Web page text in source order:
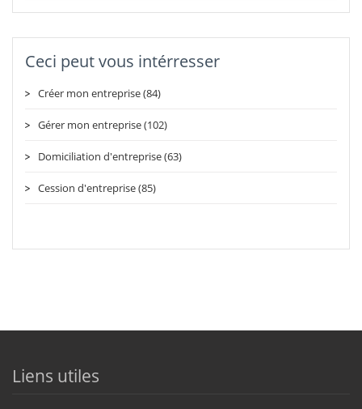
Ceci peut vous intérresser
Créer mon entreprise (84)
Gérer mon entreprise (102)
Domiciliation d'entreprise (63)
Cession d'entreprise (85)
Liens utiles